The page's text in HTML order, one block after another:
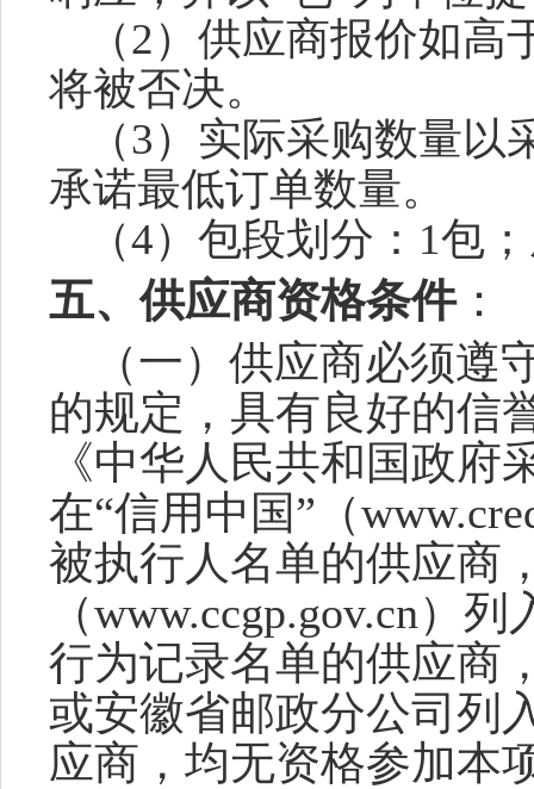
（2） 供应商报价如高
将被否决。
（3）实际采购数量以
承诺最低订单数量。
（4）包段划分：1包
五、供应商资格条件：
（一）供应商必须
的规定，具有良好的信
《中华人民共和国政
在“信用中国”（
被执行人名单的供应商
（www.ccgp.gov.cn）
行为记录名单的供应商
或安徽省邮政分公司列
应商，均无资格参加本